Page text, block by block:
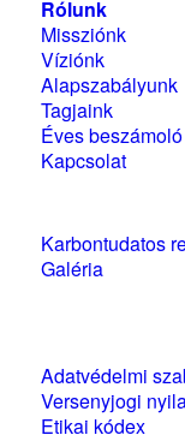
Rólunk
Missziónk
Víziónk
Alapszabályunk
Tagjaink
Éves beszámoló
Kapcsolat
Karbontudatos
Galéria
Adatvédelmi
Versenyjogi
Etikai kódex